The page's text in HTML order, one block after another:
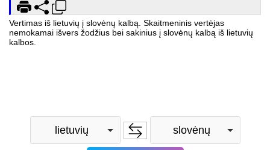
Vertimas iš lietuvių į slovėnų kalbą. Skaitmeninis vertėjas
nemokamai išvers žodžius bei sakinius į slovėnų kalbą iš lietuvių
kalbos.
lietuvių slovėnų